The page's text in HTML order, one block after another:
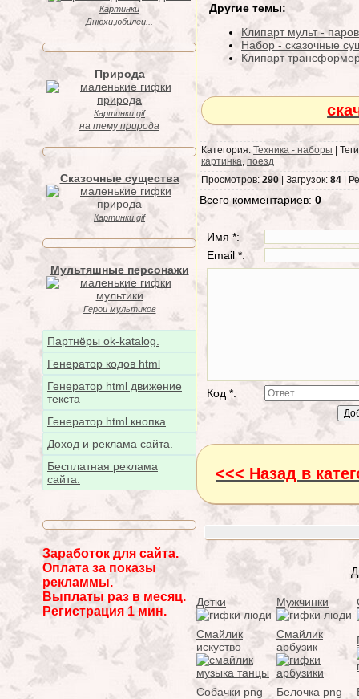
Картинки
Днюхи,юбилеи...
Природа
Картинки gif
на тему природа
Сказочные существа
Картинки gif
Мультяшные персонажи
Герои мультиков
Партнёры ok-katalog.
Генератор кодов html
Генератор html движение
текста
Генератор html кнопка
Доход и реклама сайта.
Бесплатная реклама
сайта.
Заработок для сайта.
Оплата за показы
рекламмы.
Выплаты раз в месяц.
Регистрация 1 мин.
Другие темы:
Клипарт мульт -
Набор - сказочные
Клипарт
Категория: Техника - наборы |
картинка, поезд
Просмотров: 290 | Загрузок: 84 |
Всего комментариев: 0
Имя *:
Email *:
Код *:
<<< Назад в
Детки Мужчинки
Смайлик
искуство
Смайлик
арбузик
Собачки png Белочка png